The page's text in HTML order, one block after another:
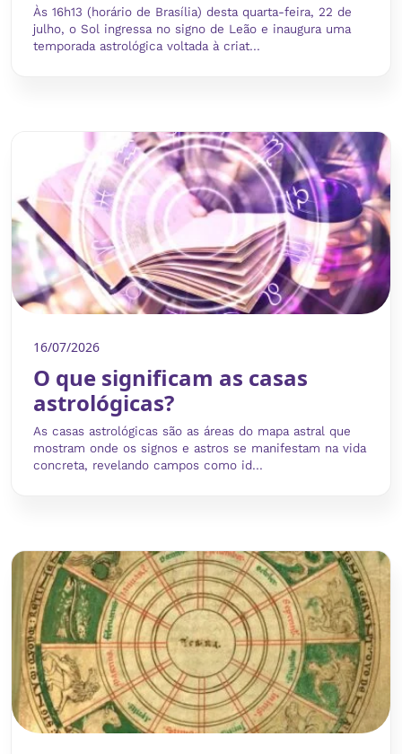
Às 16h13 (horário de Brasília) desta quarta-feira, 22 de
julho, o Sol ingressa no signo de Leão e inaugura uma
temporada astrológica voltada à criat...
16/07/2026
O que significam as casas
astrológicas?
As casas astrológicas são as áreas do mapa astral que
mostram onde os signos e astros se manifestam na vida
concreta, revelando campos como id...